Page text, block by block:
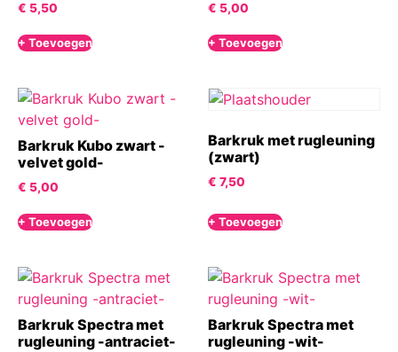
€ 5,50
+ Toevoegen
€ 5,00
+ Toevoegen
Barkruk Kubo zwart -
velvet gold-
€ 5,00
+ Toevoegen
Barkruk met rugleuning
(zwart)
€ 7,50
+ Toevoegen
Barkruk Spectra met
rugleuning -antraciet-
Barkruk Spectra met
rugleuning -wit-